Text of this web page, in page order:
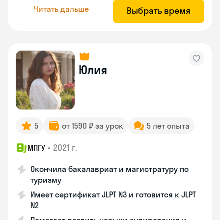
Читать дальше Выбрать время
Юлия
5 от 1590 ₽ за урок 5 лет опыта
МПГУ • 2021 г.
Окончила бакалавриат и магистратуру по
туризму
Имеет сертификат JLPT N3 и готовится к JLPT
N2